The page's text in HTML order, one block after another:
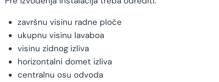
završnu visinu radne ploče
ukupnu visinu lavaboa
visinu zidnog izliva
horizontalni domet izliva
centralnu osu odvoda